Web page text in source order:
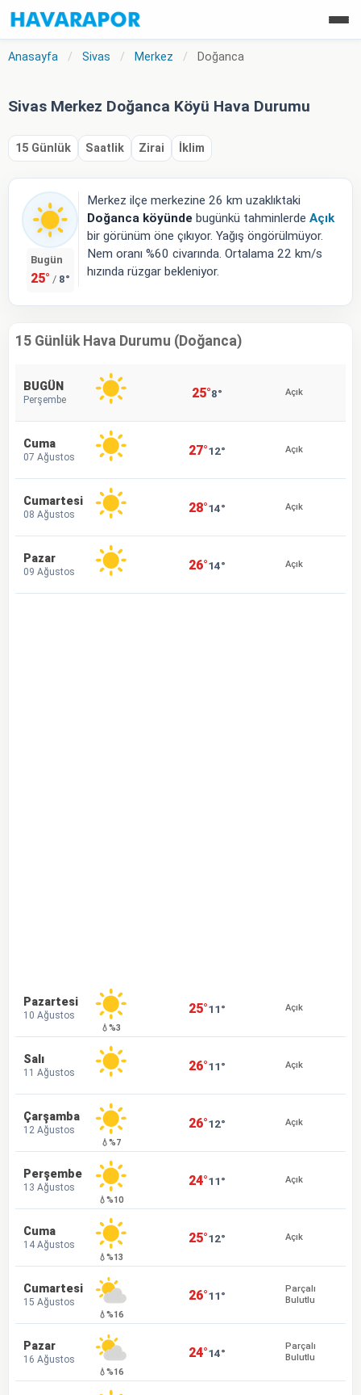
Anasayfa / Sivas / Merkez / Doğanca
Sivas Merkez Doğanca Köyü Hava Durumu
15 Günlük Saatlik Zirai İklim
Bugün
25° / 8°
Merkez ilçe merkezine 26 km uzaklıktaki
Doğanca köyünde bugünkü tahminlerde Açık
bir görünüm öne çıkıyor. Yağış öngörülmüyor.
Nem oranı %60 civarında. Ortalama 22 km/s
hızında rüzgar bekleniyor.
15 Günlük Hava Durumu (Doğanca)
BUGÜN
Perşembe 25°8° Açık
Cuma
07 Ağustos 27°12° Açık
Cumartesi
08 Ağustos 28°14° Açık
Pazar
09 Ağustos 26°14° Açık
Pazartesi
10 Ağustos
💧%3
25°11° Açık
Salı
11 Ağustos 26°11° Açık
Çarşamba
12 Ağustos
💧%7
26°12° Açık
Perşembe
13 Ağustos
💧%10
24°11° Açık
Cuma
14 Ağustos
💧%13
25°12° Açık
Cumartesi
15 Ağustos
💧%16
26°11°
Parçalı
Bulutlu
Pazar
16 Ağustos
💧%16
24°14°
Parçalı
Bulutlu